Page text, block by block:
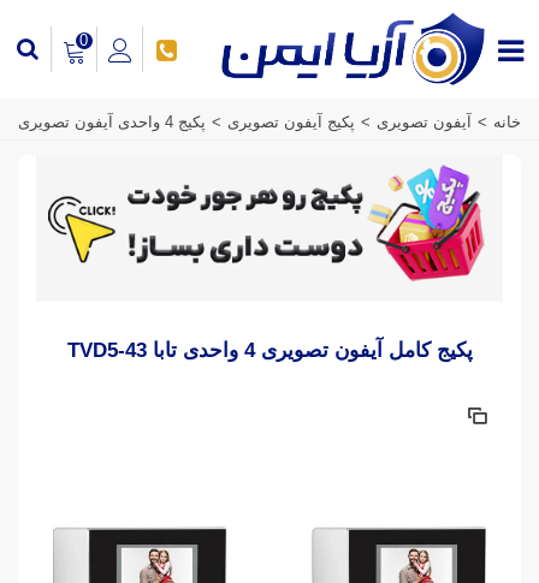
0
خانه > آیفون تصویری > پکیج آیفون تصویری > پکیج 4 واحدی آیفون تصویری
پکیج کامل آیفون تصویری 4 واحدی تابا TVD5-43